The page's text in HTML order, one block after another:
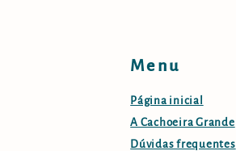
Menu
Página inicial
A Cachoeira Grande
Dúvidas frequentes